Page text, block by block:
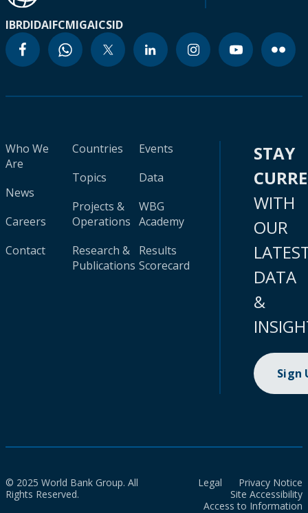
IBRDIDAIFCMIGAICSID
Who We
Are
News
Careers
Contact
Countries
Topics
Projects &
Operations
Research &
Publications
Events
Data
WBG
Academy
Results
Scorecard
STAY
WITH
OUR
DATA
&
Sign
© 2025 World Bank Group. All
Rights Reserved.
Legal
Privacy Notice
Site Accessibility
Access to Information